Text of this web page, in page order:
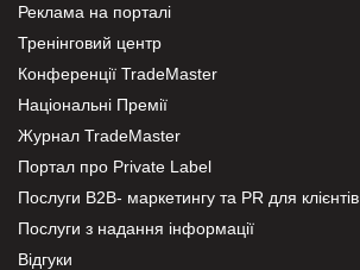
Реклама на порталі
Тренінговий центр
Конференції TradeMaster
Національні Премії
Журнал TradeMaster
Портал про Private Label
Послуги В2В- маркетингу та PR для клієнтів
Послуги з надання інформації
Відгуки